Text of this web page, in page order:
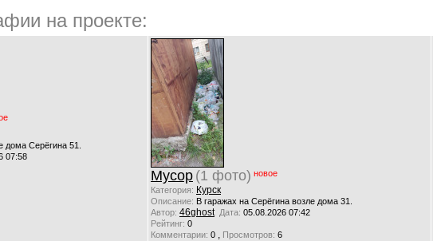
на проекте:
дома Серёгина 51.
07:58
Мусор (1 фото) новое
Категория: Курск
Описание: В гаражах на Серёгина возле дома 31.
Автор: 46ghost Дата: 05.08.2026 07:42
Рейтинг: 0
Комментарии: 0 , Просмотров: 6